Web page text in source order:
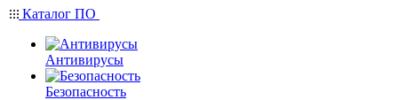
Каталог ПО
Антивирусы
Безопасность